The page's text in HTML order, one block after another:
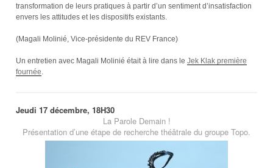
transformation de leurs pratiques à partir d’un sentiment d’insatisfaction
envers les attitudes et les dispositifs existants.
(Magali Molinié, Vice-présidente du REV France)
Un entretien avec Magali Molinié était à lire dans le Jek Klak première
fournée
Jeudi 17 décembre, 18H30
La Parole Demain !
Présentation d’une étape de recherche théâtrale du groupe Topo.